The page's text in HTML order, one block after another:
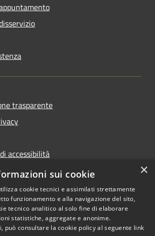
trasparente
accessibilità
Copyright © 2026 • Comune di
Bardolino • Powered by
×
sui cookie
cookie tecnici e assimilati strettamente
funzionamento e alla navigazione del sito,
tecnico analitico al solo fine di elaborare
statistiche, aggregate e anonime.
può consultare la cookie policy al seguente link